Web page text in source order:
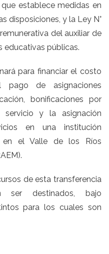
establece medidas en
disposiciones, y la Ley N°
del auxiliar de
educativas públicas.
para financiar el costo
pago de asignaciones
bonificaciones por
servicio y la asignación
en una institución
en el Valle de los Ríos
de esta transferencia
destinados, bajo
para los cuales son